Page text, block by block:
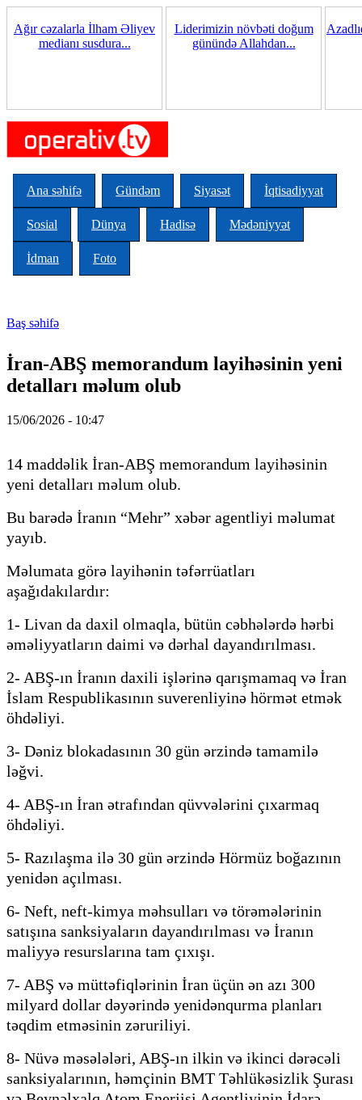
Ağır cəzalarla İlham Əliyev
medianı susdura...
Liderimizin növbəti doğum
günündə Allahdan...
Ana səhifə Gündəm Siyasət İqtisadiyyat
Sosial Dünya Hadisə Mədəniyyət
İdman Foto
Baş səhifə
İran-ABŞ memorandum layihəsinin yeni
detalları məlum olub
15/06/2026 - 10:47
14 maddəlik İran-ABŞ memorandum layihəsinin
yeni detalları məlum olub.
Bu barədə İranın “Mehr” xəbər agentliyi məlumat
yayıb.
Məlumata görə layihənin təfərrüatları
aşağıdakılardır:
1- Livan da daxil olmaqla, bütün cəbhələrdə hərbi
əməliyyatların daimi və dərhal dayandırılması.
2- ABŞ-ın İranın daxili işlərinə qarışmamaq və İran
İslam Respublikasının suverenliyinə hörmət etmək
öhdəliyi.
3- Dəniz blokadasının 30 gün ərzində tamamilə
ləğvi.
4- ABŞ-ın İran ətrafından qüvvələrini çıxarmaq
öhdəliyi.
5- Razılaşma ilə 30 gün ərzində Hörmüz boğazının
yenidən açılması.
6- Neft, neft-kimya məhsulları və törəmələrinin
satışına sanksiyaların dayandırılması və İranın
maliyyə resurslarına tam çıxışı.
7- ABŞ və müttəfiqlərinin İran üçün ən azı 300
milyard dollar dəyərində yenidənqurma planları
təqdim etməsinin zəruriliyi.
8- Nüvə məsələləri, ABŞ-ın ilkin və ikinci dərəcəli
sanksiyalarının, həmçinin BMT Təhlükəsizlik Şurası